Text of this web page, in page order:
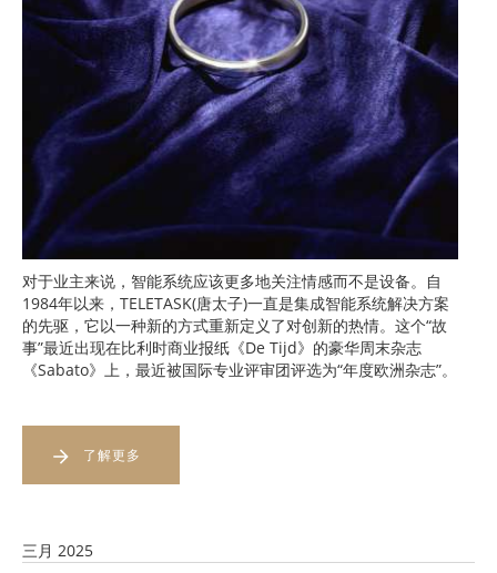
对于业主来说，智能系统应该更多地关注情感而不是设备。自
1984年以来，TELETASK(唐太子)一直是集成智能系统解决方案
的先驱，它以一种新的方式重新定义了对创新的热情。这个“故
事”最近出现在比利时商业报纸《De Tijd》的豪华周末杂志
《Sabato》上，最近被国际专业评审团评选为“年度欧洲杂志”。
了解更多
三月 2025